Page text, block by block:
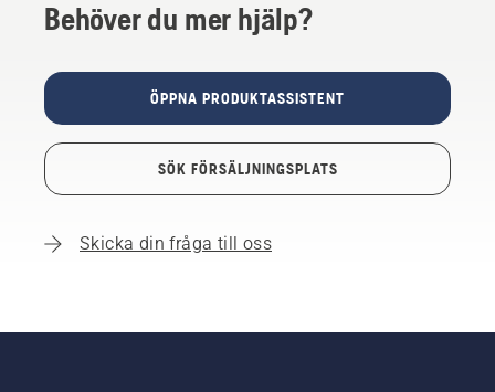
Behöver du mer hjälp?
ÖPPNA PRODUKTASSISTENT
SÖK FÖRSÄLJNINGSPLATS
Skicka din fråga till oss